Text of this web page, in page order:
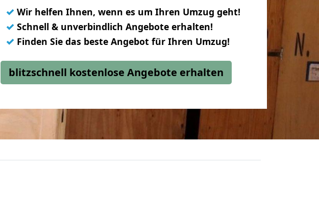
✓ Wir helfen Ihnen, wenn es um Ihren Umzug geht!
✓ Schnell & unverbindlich Angebote erhalten!
✓ Finden Sie das beste Angebot für Ihren Umzug!
blitzschnell kostenlose Angebote erhalten